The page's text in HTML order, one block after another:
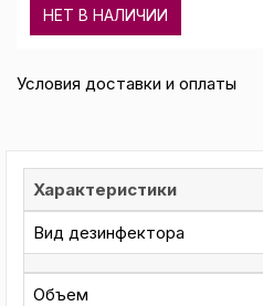
НЕТ В НАЛИЧИИ
Условия доставки и оплаты
Характеристики
Вид дезинфектора
Объем